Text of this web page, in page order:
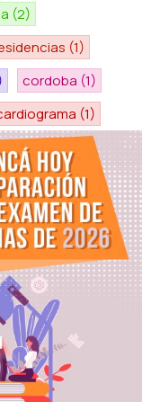
(2)
(1)
cordoba (1)
(1)